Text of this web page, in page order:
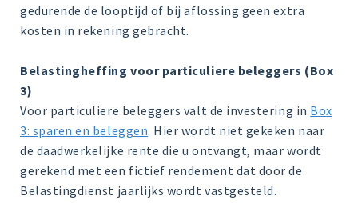
gedurende de looptijd of bij aflossing geen extra
kosten in rekening gebracht.
Belastingheffing voor particuliere beleggers (Box
3)
Voor particuliere beleggers valt de investering in Box
3: sparen en beleggen. Hier wordt niet gekeken naar
de daadwerkelijke rente die u ontvangt, maar wordt
gerekend met een fictief rendement dat door de
Belastingdienst jaarlijks wordt vastgesteld.